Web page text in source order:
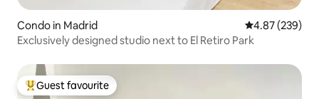
Condo in Madrid 4.87 out of 5
4.87 (239)
Exclusively designed studio next to El Retiro Park
Top guest favourite
Guest favourite